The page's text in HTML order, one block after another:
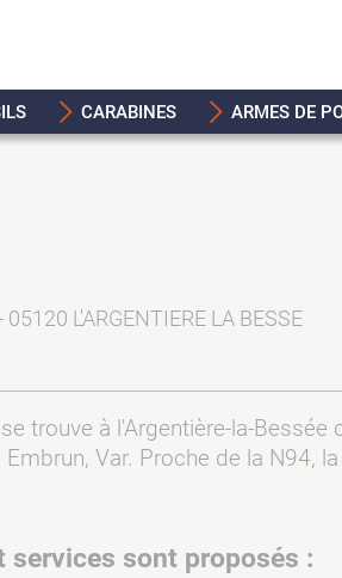
CARABINES ARMES DE
05120 L'ARGENTIERE LA BESSE
trouve à l'Argentière-la-
Embrun, Var. Proche de la
services sont proposés :